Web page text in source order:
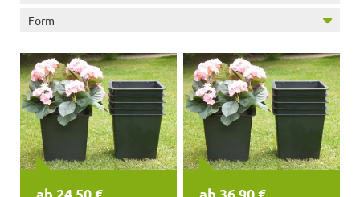
Form
ab 24,50 € ab 36,90 €